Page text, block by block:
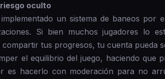
oculto
un sistema de baneos por
Si bien muchos jugadores lo
tus progresos, tu cuenta pueda
el equilibrio del juego, haciendo que
es hacerlo con moderación para no